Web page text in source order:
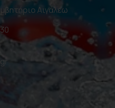
Αιγάλεω